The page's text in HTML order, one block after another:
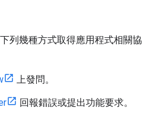
列幾種方式取得應用程式相關協
上發問。
回報錯誤或提出功能要求。